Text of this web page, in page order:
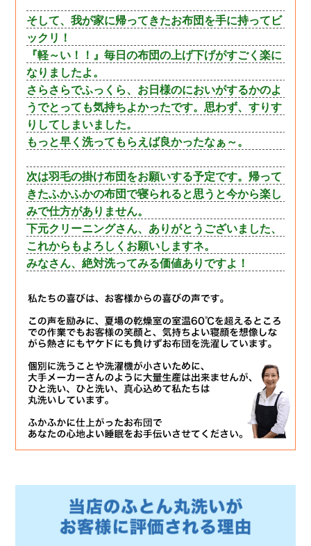
そして、我が家に帰ってきたお布団を手に持ってビ
ックリ！
『軽～い！！』毎日の布団の上げ下げがすごく楽に
なりましたよ。
さらさらでふっくら、お日様のにおいがするかのよ
うでとっても気持ちよかったです。思わず、すりす
りしてしまいました。
もっと早く洗ってもらえば良かったなぁ～。
次は羽毛の掛け布団をお願いする予定です。帰って
きたふかふかの布団で寝られると思うと今から楽し
みで仕方がありません。
下元クリーニングさん、ありがとうございました、
これからもよろしくお願いしますネ。
みなさん、絶対洗ってみる価値ありですよ！